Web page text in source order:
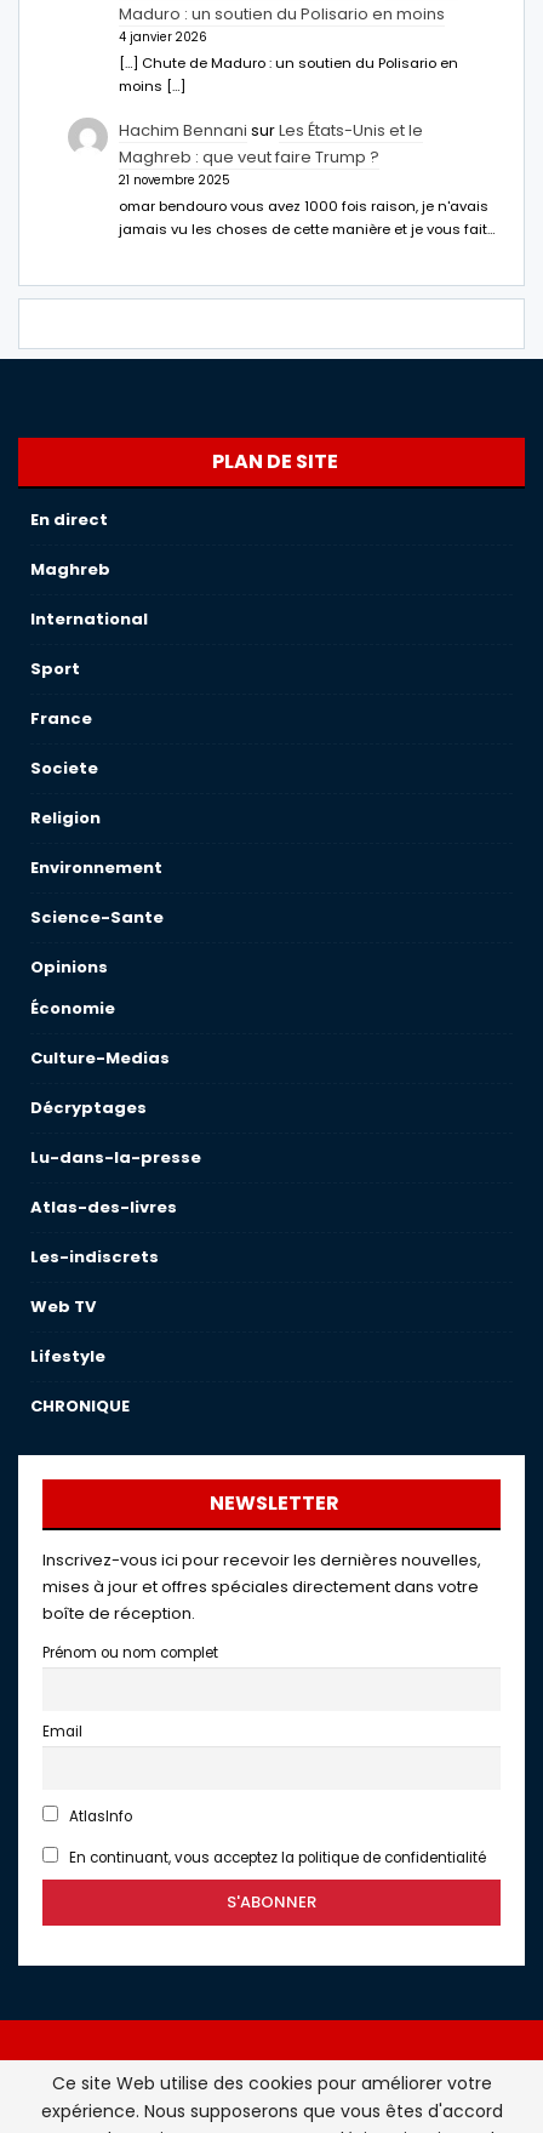
Maduro : un soutien du Polisario en moins
4 janvier 2026
[…] Chute de Maduro : un soutien du Polisario en
moins […]
Hachim Bennani surLes États-Unis et le
Maghreb : que veut faire Trump ?
21 novembre 2025
omar bendouro vous avez 1000 fois raison, je n'avais
jamais vu les choses de cette manière et je vous fait…
PLAN DE SITE
En direct
Maghreb
International
Sport
France
Societe
Religion
Environnement
Science-Sante
Opinions
Économie
Culture-Medias
Décryptages
Lu-dans-la-presse
Atlas-des-livres
Les-indiscrets
Web TV
Lifestyle
CHRONIQUE
NEWSLETTER
Inscrivez-vous ici pour recevoir les dernières nouvelles,
mises à jour et offres spéciales directement dans votre
boîte de réception.
Prénom ou nom complet
Email
AtlasInfo
En continuant, vous acceptez la politique de confidentialité
Atlasinfo.fr : l'essentiel de l'actualité de la France et du
Ce site Web utilise des cookies pour améliorer votre
expérience. Nous supposerons que vous êtes d'accord